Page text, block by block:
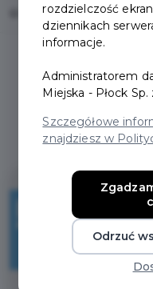
Home Oferty ALAB
rozdzielczość
dziennikach
informacje.
Administratorem
Miejska - Płock Sp.
Szczegółowe
znajdziesz w
Odrzuć